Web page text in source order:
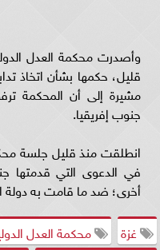
وأصدرت محكمة العدل
قليل، حكمها بشأن اتخاذ
مشيرة إلى أن المحكمة
جنوب إفريقيا.
انطلقت منذ قليل جلسة
في الدعوى التي قدمتها
أخرى؛ ضد ما قامت به دولة
غزة
محكمة العدل